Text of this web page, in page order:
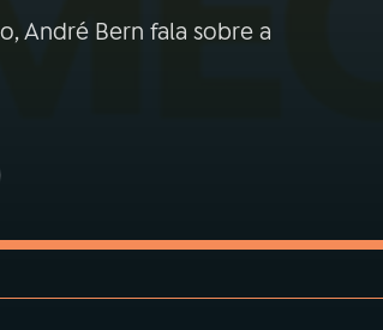
André Bern fala sobre a